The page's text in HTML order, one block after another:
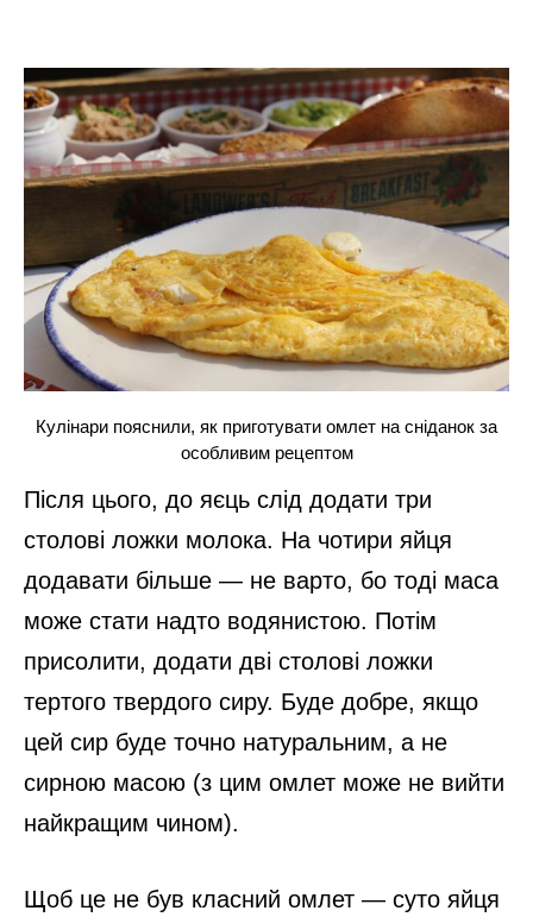
Кулінари пояснили, як приготувати омлет на сніданок за
особливим рецептом
Після цього, до яєць слід додати три
столові ложки молока. На чотири яйця
додавати більше — не варто, бо тоді маса
може стати надто водянистою. Потім
присолити, додати дві столові ложки
тертого твердого сиру. Буде добре, якщо
цей сир буде точно натуральним, а не
сирною масою (з цим омлет може не вийти
найкращим чином).
Щоб це не був класний омлет — суто яйця